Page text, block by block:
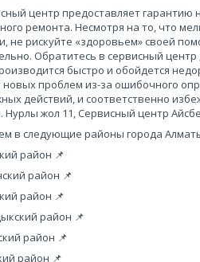
центр предоставляет гарантию
ремонта. Несмотря на то, что
не рискуйте «здоровьем» своей
Обратитесь в сервисный
быстро и обойдется
новых проблем из-за ошибочного
действий, и соответственно
Нурлы жол 11, Сервисный центр
в следующие районы города
район 📌
район 📌
район 📌
район 📌
район 📌
район 📌